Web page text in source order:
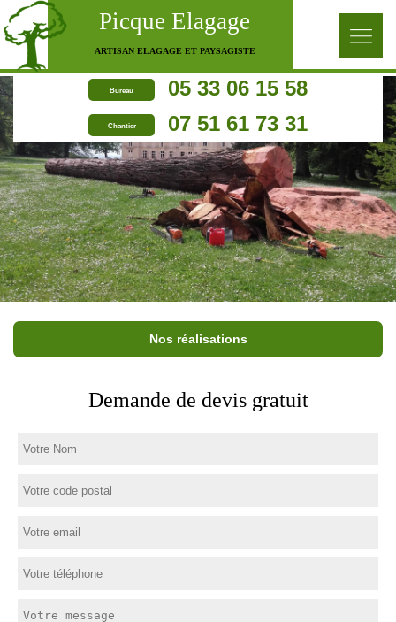
Picque Elagage
ARTISAN ELAGAGE ET PAYSAGISTE
Bureau 05 33 06 15 58
Chantier 07 51 61 73 31
Nos réalisations
Demande de devis gratuit